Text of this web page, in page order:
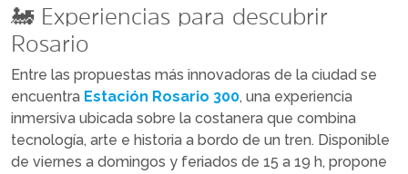
🚂 Experiencias para descubrir
Rosario
Entre las propuestas más innovadoras de la ciudad se
encuentra Estación Rosario 300, una experiencia
inmersiva ubicada sobre la costanera que combina
tecnología, arte e historia a bordo de un tren. Disponible
de viernes a domingos y feriados de 15 a 19 h, propone